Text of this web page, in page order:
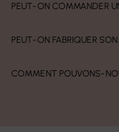
PEUT-ON COMMANDER
PEUT-ON FABRIQUER
COMMENT POUVONS-